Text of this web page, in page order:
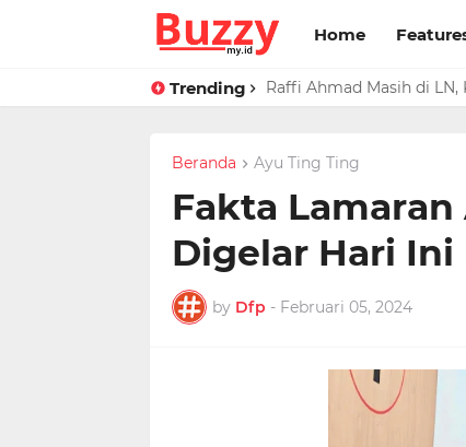
Home
Trending Raffi Ahmad Masih di
Ucapan Iis Dahlia Buat
Beranda Ayu Ting Ting
Fakta
Digelar Hari
by Dfp - Februari 05, 2024